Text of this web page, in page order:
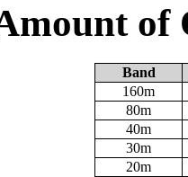
of
Band
160m
80m
40m
30m
20m